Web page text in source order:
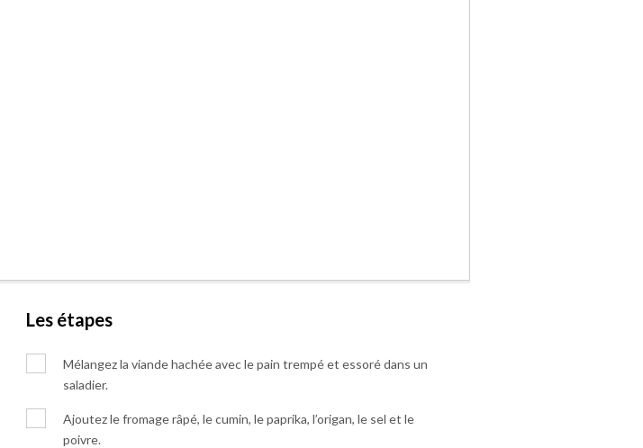
Les étapes
Mélangez la viande hachée avec le pain trempé et essoré dans un
saladier.
Ajoutez le fromage râpé, le cumin, le paprika, l’origan, le sel et le
poivre.